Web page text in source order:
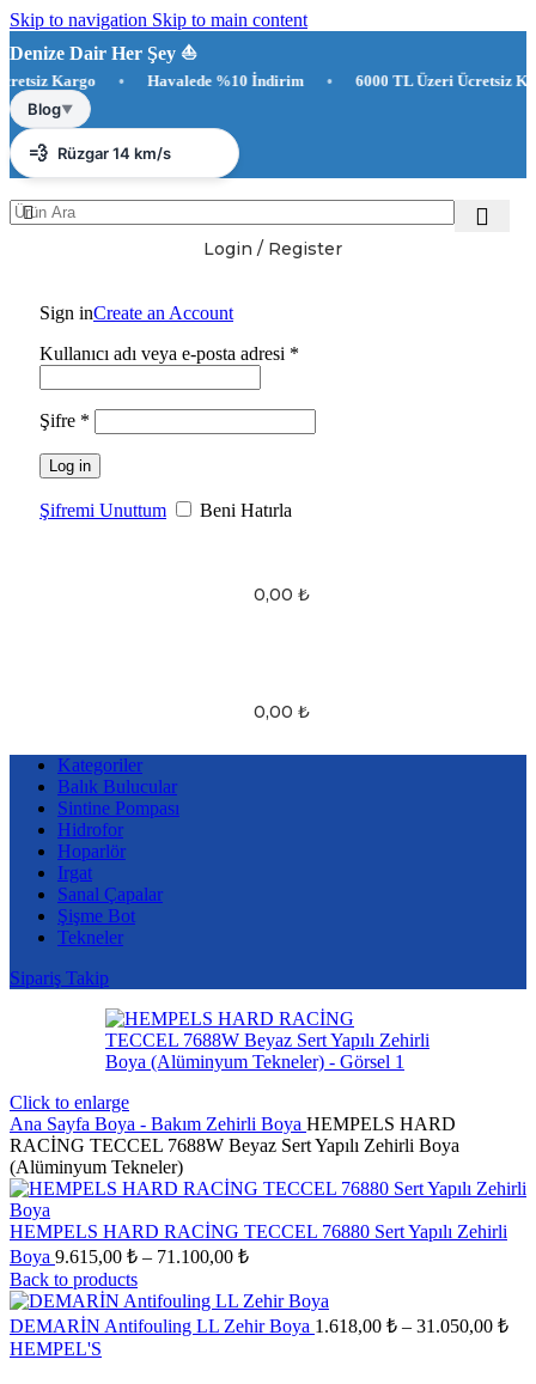
Skip to navigation Skip to main content
Denize Dair Her Şey ⛵️
Kargo • Havalede %10 İndirim • 6000 TL Üzeri Ücretsiz Kargo
Blog▼
☀️ Antalya 30°C
💨 Rüzgar 14 km/s
💧 Nem %75
Login / Register
Sign inCreate an Account
Kullanıcı adı veya e-posta adresi *
Şifre *
Log in
Şifremi Unuttum Beni Hatırla
0,00 ₺
0,00 ₺
Kategoriler
Balık Bulucular
Sintine Pompası
Hidrofor
Hoparlör
Irgat
Sanal Çapalar
Şişme Bot
Tekneler
Sipariş Takip
Click to enlarge
Ana Sayfa Boya - Bakım Zehirli Boya HEMPELS HARD
RACİNG TECCEL 7688W Beyaz Sert Yapılı Zehirli Boya
(Alüminyum Tekneler)
HEMPELS HARD RACİNG TECCEL 76880 Sert Yapılı Zehirli
Boya 9.615,00 ₺ – 71.100,00 ₺
Back to products
DEMARİN Antifouling LL Zehir Boya 1.618,00 ₺ – 31.050,00 ₺
HEMPEL'S